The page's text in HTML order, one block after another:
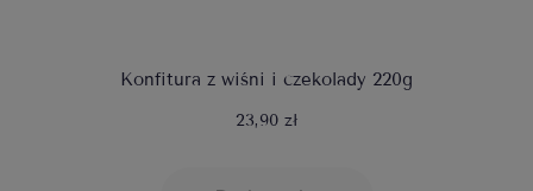
Konfitura z wiśni i czekolady 220g
23,90 zł